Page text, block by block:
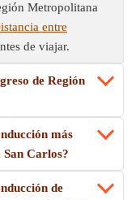
Metropolitana
entre
de viajar.
de Región
más
Carlos?
de